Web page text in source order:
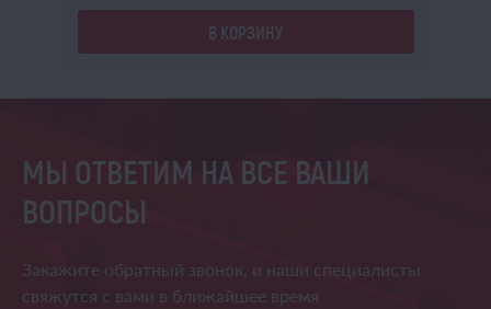
В КОРЗИНУ
МЫ ОТВЕТИМ НА ВСЕ ВАШИ
ВОПРОСЫ
Закажите обратный звонок, и наши специалисты
свяжутся с вами в ближайшее время